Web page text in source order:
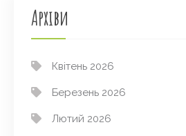
Архіви
Квітень 2026
Березень 2026
Лютий 2026